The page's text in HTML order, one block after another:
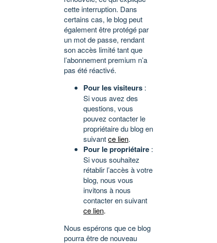
cette interruption. Dans
certains cas, le blog peut
également être protégé par
un mot de passe, rendant
son accès limité tant que
l’abonnement premium n’a
pas été réactivé.
Pour les visiteurs :
Si vous avez des
questions, vous
pouvez contacter le
propriétaire du blog en
suivantce lien.
Pour le propriétaire :
Si vous souhaitez
rétablir l’accès à votre
blog, nous vous
invitons à nous
contacter en suivant
ce lien.
Nous espérons que ce blog
pourra être de nouveau